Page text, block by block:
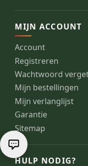
MIJN ACCOUNT
Account
Registreren
Wachtwoord
Mijn bestellingen
Mijn verlanglijst
Garantie
Sitemap
HULP NODIG?